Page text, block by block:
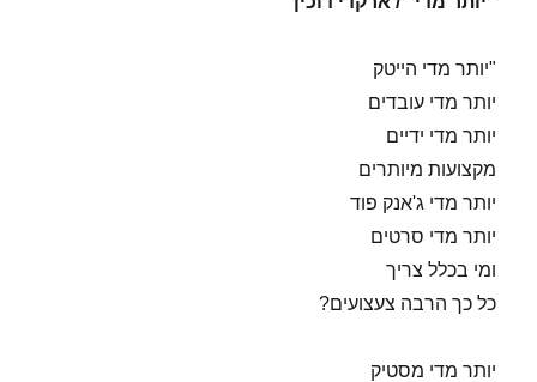
"יותר מדי הייטק
יותר מדי עובדים
יותר מדי ידיים
מקצועות מיותרים
יותר מדי ג'אנק פוד
יותר מדי סרטים
ומי בכלל צריך
כל כך הרבה צעצועים?
יותר מדי מסטיק